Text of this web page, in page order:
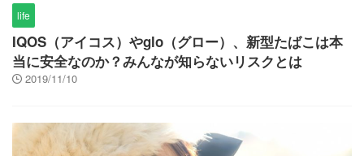
life
IQOS（アイコス）やglo（グロー）、新型たばこは本
当に安全なのか？みんなが知らないリスクとは
2019/11/10